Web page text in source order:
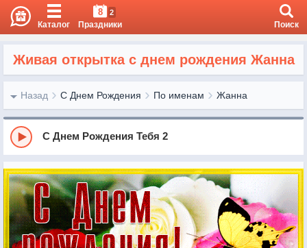
Каталог
8 2
Праздники Поиск
Живая открытка с днем рождения Жанна
Назад С Днем Рождения По именам Жанна
С Днем Рождения Тебя 2